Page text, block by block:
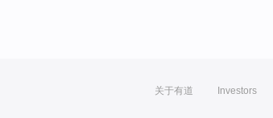
关于有道 Investors